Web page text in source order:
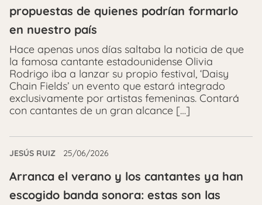
propuestas de quienes podrían formarlo
en nuestro país
Hace apenas unos días saltaba la noticia de que
la famosa cantante estadounidense Olivia
Rodrigo iba a lanzar su propio festival, ‘Daisy
Chain Fields’ un evento que estará integrado
exclusivamente por artistas femeninas. Contará
con cantantes de un gran alcance […]
JESÚS RUIZ 25/06/2026
Arranca el verano y los cantantes ya han
escogido banda sonora: estas son las